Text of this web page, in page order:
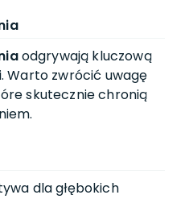
odgrywają kluczową
Warto zwrócić uwagę
skutecznie chronią
dla głębokich